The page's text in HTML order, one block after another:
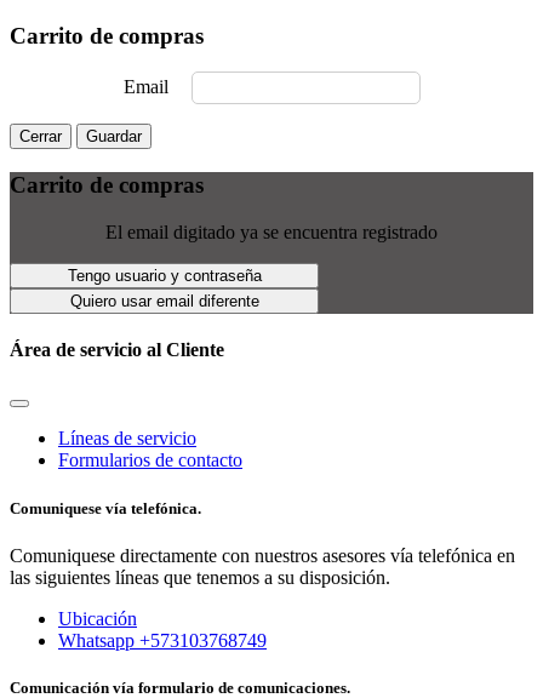
Carrito de compras
Email
Cerrar Guardar
Carrito de compras
El email digitado ya se encuentra registrado
Tengo usuario y contraseña
Quiero usar email diferente
Área de servicio al Cliente
Líneas de servicio
Formularios de contacto
Comuniquese vía telefónica.
Comuniquese directamente con nuestros asesores vía telefónica en
las siguientes líneas que tenemos a su disposición.
Ubicación
Whatsapp +573103768749
Comunicación vía formulario de comunicaciones.